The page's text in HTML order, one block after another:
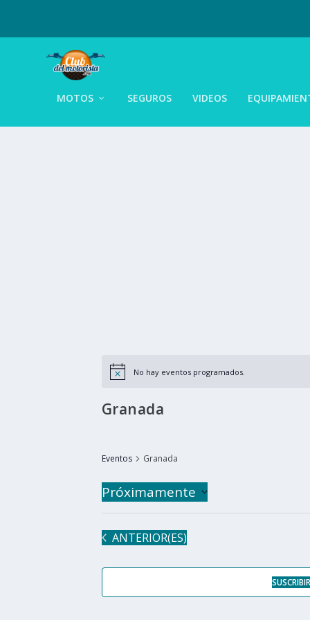
MOTOS SEGUROS VIDEOS
No hay eventos programados.
Granada
Eventos Granada
Próximamente
EVENTOS
ANTERIOR(ES)